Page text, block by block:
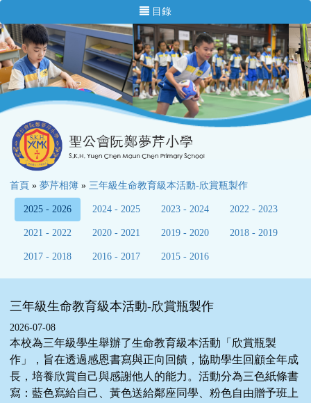
目錄
首頁 » 夢芹相簿 » 三年級生命教育級本活動-欣賞瓶製作
2025 - 2026 2024 - 2025 2023 - 2024 2022 - 2023
2021 - 2022 2020 - 2021 2019 - 2020 2018 - 2019
2017 - 2018 2016 - 2017 2015 - 2016
三年級生命教育級本活動-欣賞瓶製作
2026-07-08
本校為三年級學生舉辦了生命教育級本活動「欣賞瓶製
作」，旨在透過感恩書寫與正向回饋，協助學生回顧全年成
長，培養欣賞自己與感謝他人的能力。活動分為三色紙條書
寫：藍色寫給自己、黃色送給鄰座同學、粉色自由贈予班上